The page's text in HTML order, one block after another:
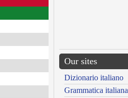
Our sites
Dizionario italiano
Grammatica italiana